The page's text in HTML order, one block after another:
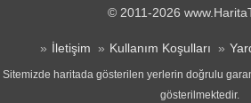
© 2011-2026
İletişim Kullanım Koşulları
Sitemizde haritada gösterilen yerlerin doğrulu
gösterilmektedir.